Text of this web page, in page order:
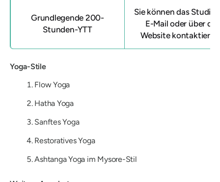
Grundlegende 200-
Stunden-YTT
Sie können das Studio
E-Mail oder über die
Website
Yoga-Stile
Flow Yoga
Hatha Yoga
Sanftes Yoga
Restoratives Yoga
Ashtanga Yoga im Mysore-Stil